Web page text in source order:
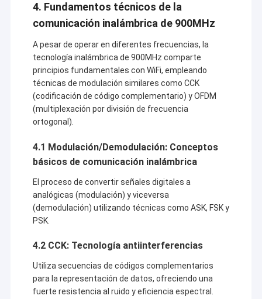
4. Fundamentos técnicos de la
comunicación inalámbrica de 900MHz
A pesar de operar en diferentes frecuencias, la
tecnología inalámbrica de 900MHz comparte
principios fundamentales con WiFi, empleando
técnicas de modulación similares como CCK
(codificación de código complementario) y OFDM
(multiplexación por división de frecuencia
ortogonal).
4.1 Modulación/Demodulación: Conceptos
básicos de comunicación inalámbrica
El proceso de convertir señales digitales a
analógicas (modulación) y viceversa
(demodulación) utilizando técnicas como ASK, FSK y
PSK.
4.2 CCK: Tecnología antiinterferencias
Utiliza secuencias de códigos complementarios
para la representación de datos, ofreciendo una
fuerte resistencia al ruido y eficiencia espectral.